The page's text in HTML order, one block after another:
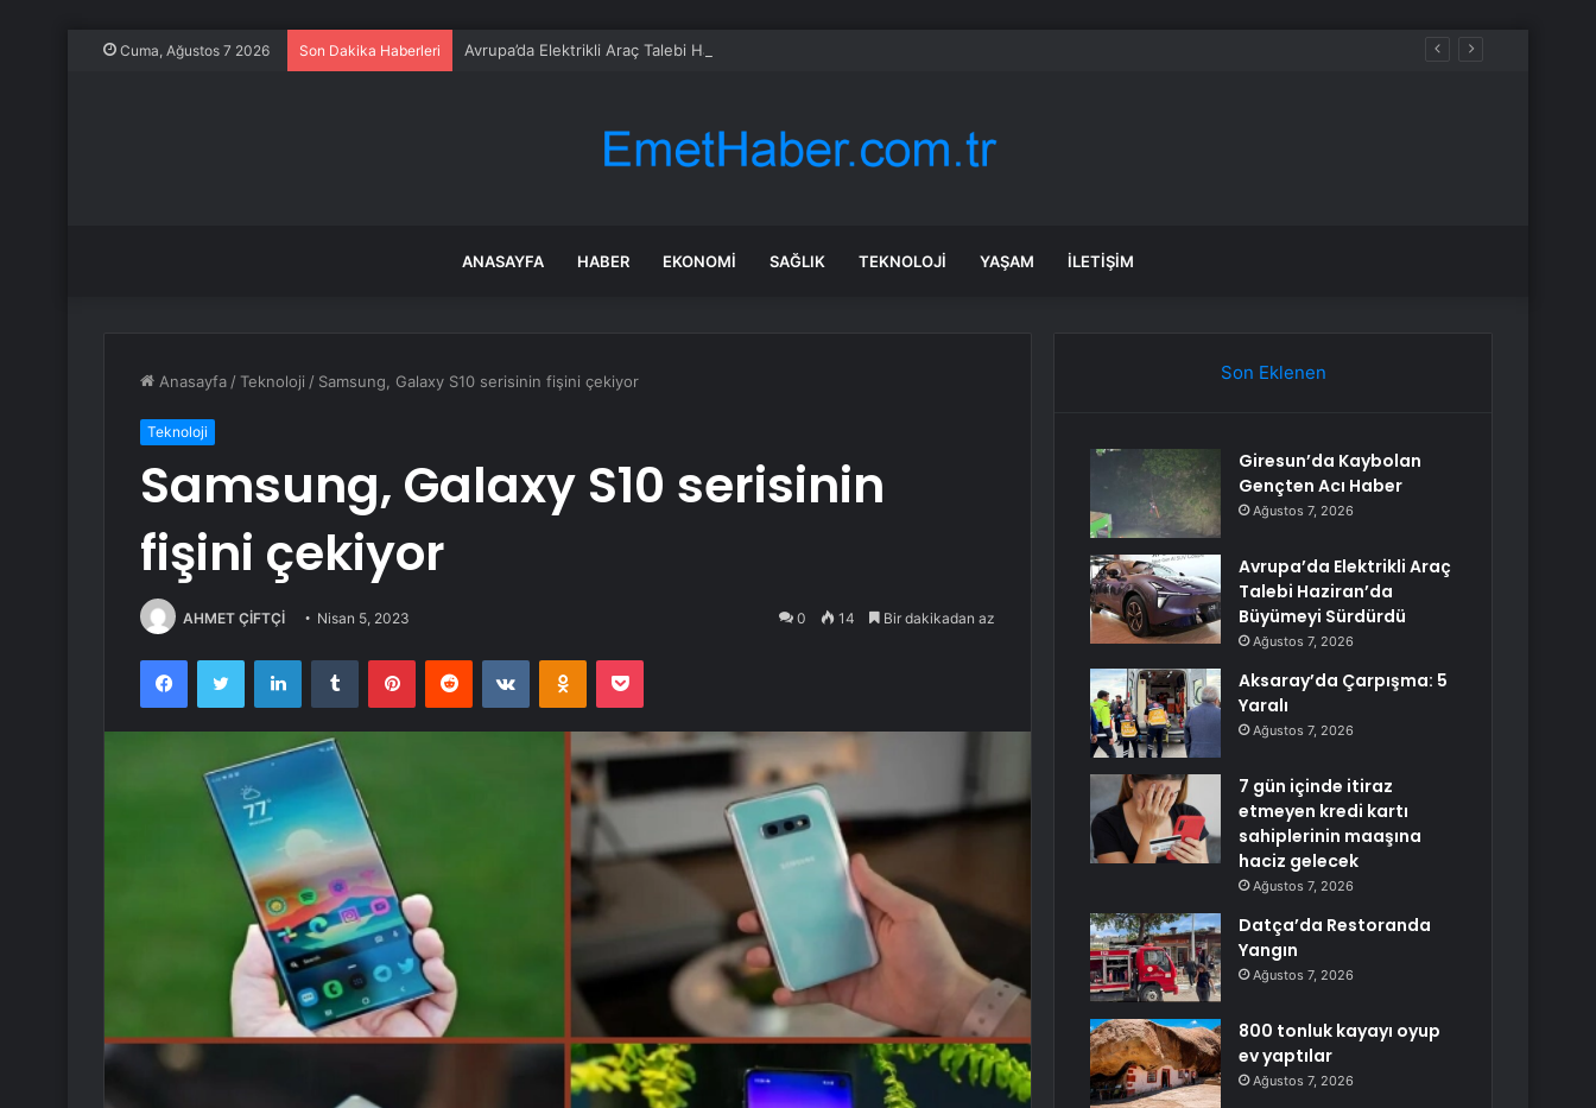
Cuma, Ağustos 7 2026 Son Dakika Haberleri Avrupa’da Elektrikli Araç Talebi Haziran’da Büyümeyi Sürdürdü
ANASAYFA HABER EKONOMI SAĞLIK TEKNOLOJI YAŞAM İLETIŞIM
Anasayfa /Teknoloji / Samsung, Galaxy S10 serisinin fişini çekiyor
Teknoloji
Samsung, Galaxy S10 serisinin
fişini çekiyor
AHMET ÇİFTÇİ Nisan 5, 2023 0 14 Bir dakikadan az
FacebookTwitter LinkedInTumblr PinterestReddit VKontakteOdnoklassniki
Pocket
Son Eklenen
Giresun’da Kaybolan
Gençten Acı Haber
Ağustos 7, 2026
Avrupa’da Elektrikli Araç
Talebi Haziran’da
Büyümeyi Sürdürdü
Ağustos 7, 2026
Aksaray’da Çarpışma: 5
Yaralı
Ağustos 7, 2026
7 gün içinde itiraz
etmeyen kredi kartı
sahiplerinin maaşına
haciz gelecek
Ağustos 7, 2026
Datça’da Restoranda
Yangın
Ağustos 7, 2026
800 tonluk kayayı oyup
ev yaptılar
Ağustos 7, 2026